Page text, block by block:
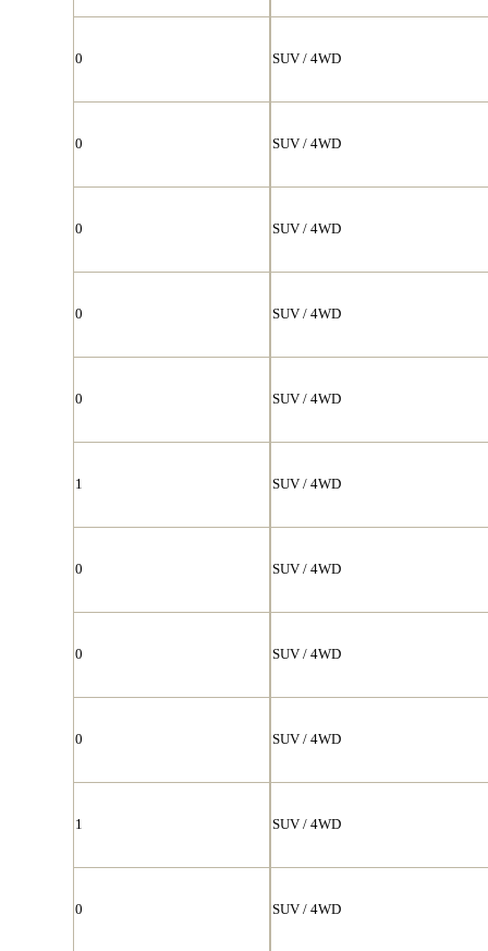
0 SUV / 4WD
0 SUV / 4WD
0 SUV / 4WD
0 SUV / 4WD
0 SUV / 4WD
1 SUV / 4WD
0 SUV / 4WD
0 SUV / 4WD
0 SUV / 4WD
1 SUV / 4WD
0 SUV / 4WD